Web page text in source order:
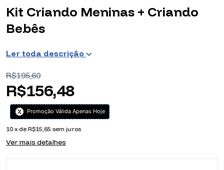
Kit Criando Meninas + Criando
Bebês
Ler toda descrição
R$195,60
R$156,48
Promoção Válida Apenas Hoje
10 x de R$15,65 sem juros
Ver mais detalhes